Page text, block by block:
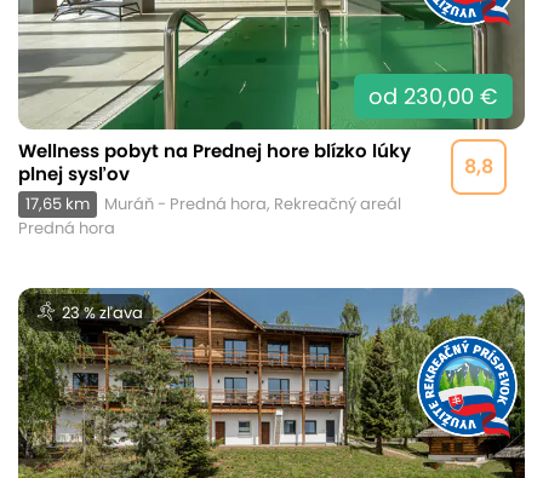
od 230,00 €
8,8
Wellness pobyt na Prednej hore blízko lúky
plnej sysľov
17,65 km
Muráň - Predná hora, Rekreačný areál
Predná hora
23 % zľava